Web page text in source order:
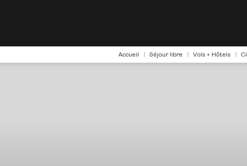
Accueil Séjour libre Vols + Hôtels